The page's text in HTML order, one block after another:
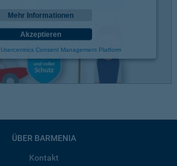
Mehr Informationen
Akzeptieren
Usercentrics Consent Management Platform
ÜBER BARMENIA
Kontakt